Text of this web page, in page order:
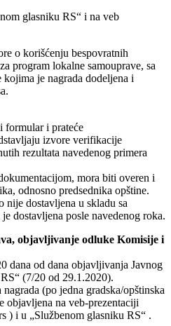
glasniku RS“ i na veb
o korišćenju bespovratnih
program lokalne samouprave, sa
je nagrada dodeljena i
formular i prateće
izvore verifikacije
rezultata navedenog primera
mora biti overen i
odnosno predsednika opštine.
nije dostavljena u skladu sa
dostavljena posle navedenog roka.
objavljivanje odluke Komisije i
dana od dana objavljivanja Javnog
(7/20 od 29.1.2020).
(po jedna gradska/opštinska
objavljena na veb-prezentaciji
) i u „Službenom glasniku RS“ .